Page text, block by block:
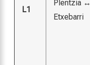
L1
Plentzia ↔
Etxebarri